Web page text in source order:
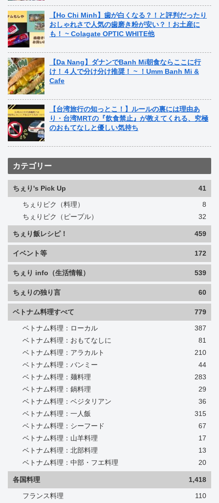
【Ho Chi Minh】歯が白くなる？！と評判だったり
おしゃれさで人気の歯磨き粉が安い？！お土産に
も！ ~ Colagate OPTIC WHITE他
【Da Nang】ダナンでBanh Mi朝食ならここに行
け！４人で分け分け推奨！ ~ ！Umm Banh Mi &
Cafe
【台湾旅行の知っとこ！】ルールの裏には理由あ
り・台湾MRTの『飲食禁止』が教えてくれる、究極
のおもてなしと優しい気持ち
カテゴリー
ちぇり's Pick Up 41
ちぇりピク（料理）
8
ちぇりピク（ピープル）
32
ちぇり飯レシピ！ 459
イベント等 172
ちぇり info（生活情報） 539
ちぇりの独り言 60
ベトナム料理すべて 779
ベトナム料理：ローカル
387
ベトナム料理：おもてなしに
81
ベトナム料理：アラカルト
210
ベトナム料理：バンミー
44
ベトナム料理：麺料理
283
ベトナム料理：鍋料理
29
ベトナム料理：ベジタリアン
36
ベトナム料理：一人飯
315
ベトナム料理：シーフード
67
ベトナム料理：山羊料理
17
ベトナム料理：北部料理
13
ベトナム料理：中部・フエ料理
20
各国料理 1,418
フランス料理
110